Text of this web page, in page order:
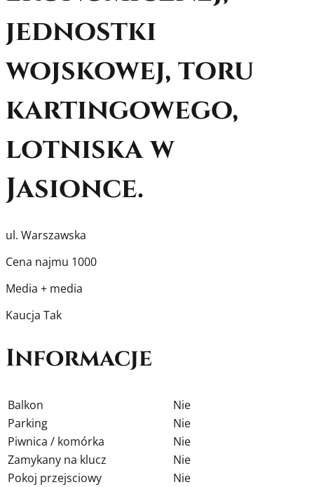
jednostki
wojskowej, toru
kartingowego,
lotniska w
Jasionce.
ul. Warszawska
Cena najmu 1000
Media + media
Kaucja Tak
Informacje
Balkon
Nie
Parking
Nie
Piwnica / komórka
Nie
Zamykany na klucz
Nie
Pokoj przejsciowy
Nie